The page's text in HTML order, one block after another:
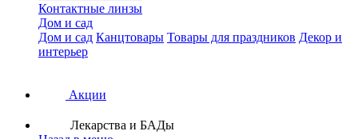
Контактные линзы
Дом и сад
Дом и сад Канцтовары Товары для праздников Декор и
интерьер
Акции
Лекарства и БАДы